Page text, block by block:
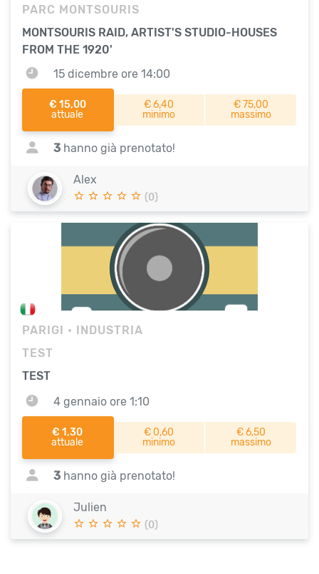
PARC MONTSOURIS
MONTSOURIS RAID, ARTIST'S STUDIO-HOUSES
FROM THE 1920'
15 dicembre ore 14:00
€ 15,00
attuale
€ 6,40
minimo
€ 75,00
massimo
3 hanno già prenotato!
Alex
(0)
PARIGI • INDUSTRIA
TEST
TEST
4 gennaio ore 1:10
€ 1,30
attuale
€ 0,60
minimo
€ 6,50
massimo
3 hanno già prenotato!
Julien
(0)